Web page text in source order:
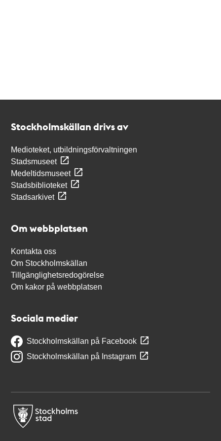
Stockholmskällan drivs av
Medioteket, utbildningsförvaltningen
Stadsmuseet
Medeltidsmuseet
Stadsbiblioteket
Stadsarkivet
Om webbplatsen
Kontakta oss
Om Stockholmskällan
Tillgänglighetsredogörelse
Om kakor på webbplatsen
Sociala medier
Stockholmskällan på Facebook
Stockholmskällan på Instagram